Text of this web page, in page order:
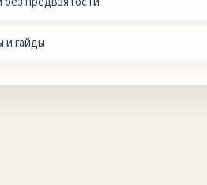
и гайды